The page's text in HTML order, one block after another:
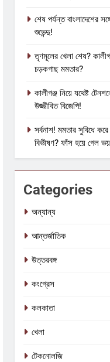
শেষ পর্যন্ত বাংলাদেশের
শুভেন্দু!
তৃণমূলের খেলা শেষ?
চড়কগাছ মমতার?
কালীগঞ্জ নিয়ে যথেষ্ট
উজ্জীবিত বিজেপি!
সর্বনাশ! মমতার সুবিধে
বিভীষণ? ফাঁস হয়ে গেল
Categories
অন্যান্য
আন্তর্জাতিক
উত্তরবঙ্গ
কংগ্রেস
কলকাতা
খেলা
টেকনোলজি